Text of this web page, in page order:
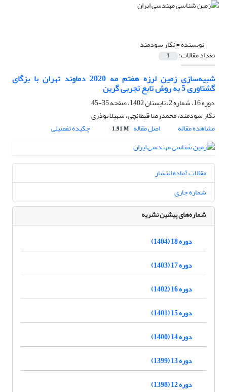
نویسنده =نگار سودمند
تعداد مقالات: 1
شبیه‌سازی زمین لرزه هفتم مه 2020 دماوند تهران با بزگای
گشتاوری 5 به روش تابع تجربی گرین
دوره 16، شماره 2، تابستان 1402، صفحه
35-45
نگار سودمند، محمدرضا قیطانچی، سهیلا بوذری
مشاهده مقاله
اصل مقاله 1.91 M چکیده تفصیلی
مقالات آماده انتشار
شماره جاری
شماره‌های پیشین نشریه
دوره 18 (1404)
دوره 17 (1403)
دوره 16 (1402)
دوره 15 (1401)
دوره 14 (1400)
دوره 13 (1399)
دوره 12 (1398)